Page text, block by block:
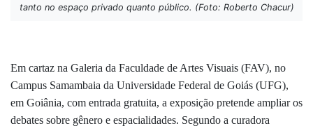
tanto no espaço privado quanto público. (Foto: Roberto Chacur)
Em cartaz na Galeria da Faculdade de Artes Visuais (FAV), no
Campus Samambaia da Universidade Federal de Goiás (UFG),
em Goiânia, com entrada gratuita, a exposição pretende ampliar os
debates sobre gênero e espacialidades. Segundo a curadora